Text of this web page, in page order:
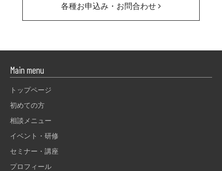
各種お申込み・お問合わせ
Main menu
トップページ
初めての方
相談メニュー
イベント・研修
セミナー・講座
プロフィール